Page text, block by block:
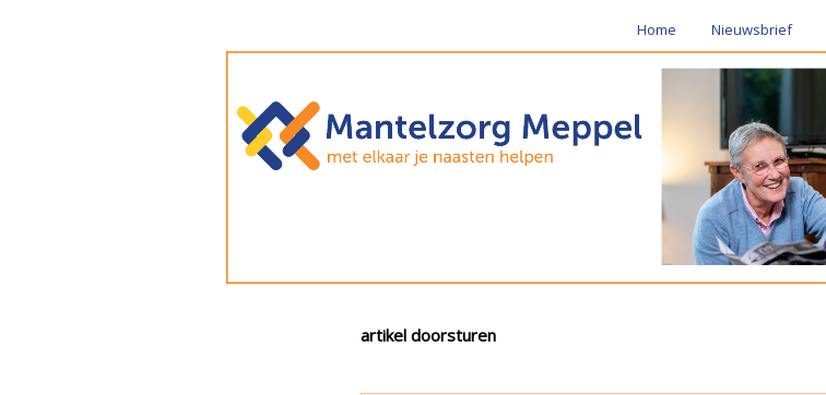
Home Nieuwsbrief
artikel doorsturen